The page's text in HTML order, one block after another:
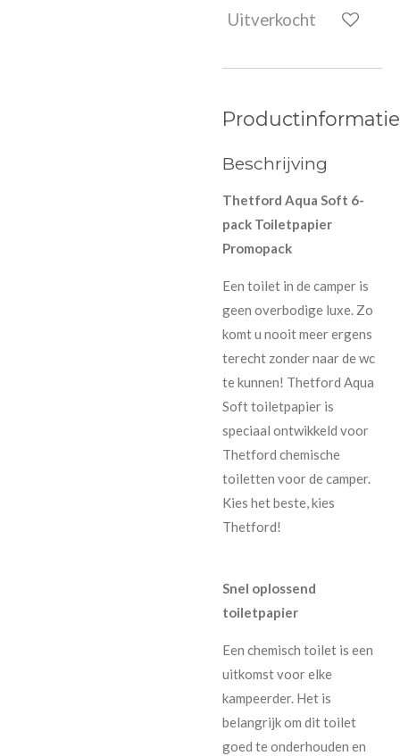
Uitverkocht
Productinformatie
Beschrijving
Thetford Aqua Soft 6-
pack Toiletpapier
Promopack
Een toilet in de camper is
geen overbodige luxe. Zo
komt u nooit meer ergens
terecht zonder naar de wc
te kunnen! Thetford Aqua
Soft toiletpapier is
speciaal ontwikkeld voor
Thetford chemische
toiletten voor de camper.
Kies het beste, kies
Thetford!
Snel oplossend
toiletpapier
Een chemisch toilet is een
uitkomst voor elke
kampeerder. Het is
belangrijk om dit toilet
goed te onderhouden en